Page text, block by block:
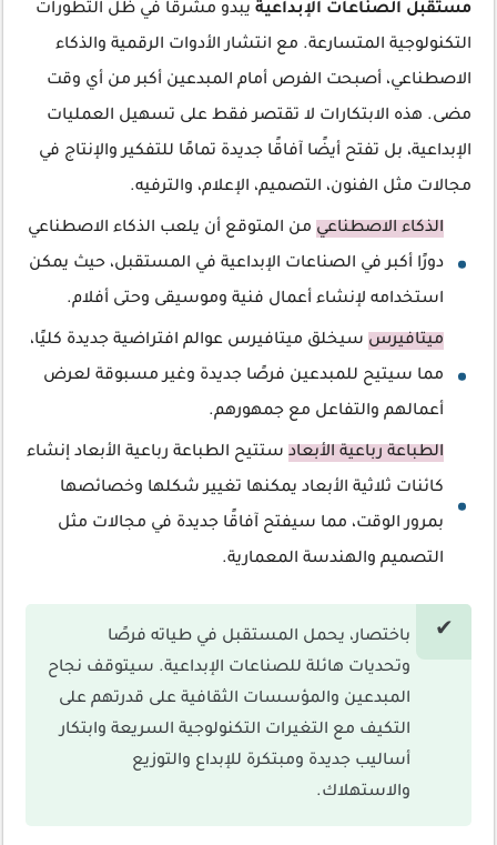
مستقبل الصناعات الإبداعية يبدو مشرقًا في ظل التطورات
التكنولوجية المتسارعة. مع انتشار الأدوات الرقمية والذكاء
الاصطناعي، أصبحت الفرص أمام المبدعين أكبر من أي وقت
مضى. هذه الابتكارات لا تقتصر فقط على تسهيل العمليات
الإبداعية، بل تفتح أيضًا آفاقًا جديدة تمامًا للتفكير والإنتاج في
مجالات مثل الفنون، التصميم، الإعلام، والترفيه.
الذكاء الاصطناعي من المتوقع أن يلعب الذكاء الاصطناعي
دورًا أكبر في الصناعات الإبداعية في المستقبل، حيث يمكن
استخدامه لإنشاء أعمال فنية وموسيقى وحتى أفلام.
ميتافيرس سيخلق ميتافيرس عوالم افتراضية جديدة كليًا،
مما سيتيح للمبدعين فرصًا جديدة وغير مسبوقة لعرض
أعمالهم والتفاعل مع جمهورهم.
الطباعة رباعية الأبعاد ستتيح الطباعة رباعية الأبعاد إنشاء
كائنات ثلاثية الأبعاد يمكنها تغيير شكلها وخصائصها
بمرور الوقت، مما سيفتح آفاقًا جديدة في مجالات مثل
التصميم والهندسة المعمارية.
باختصار، يحمل المستقبل في طياته فرصًا
وتحديات هائلة للصناعات الإبداعية. سيتوقف نجاح
المبدعين والمؤسسات الثقافية على قدرتهم على
التكيف مع التغيرات التكنولوجية السريعة وابتكار
أساليب جديدة ومبتكرة للإبداع والتوزيع
والاستهلاك.